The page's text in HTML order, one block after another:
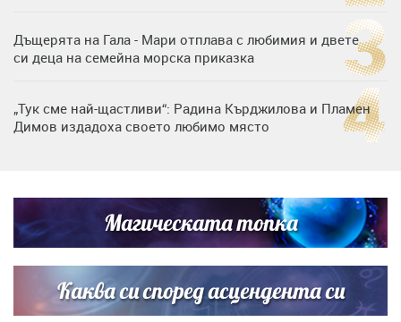
Дъщерята на Гала - Мари отплава с любимия и двете
си деца на семейна морска приказка
„Тук сме най-щастливи“: Радина Кърджилова и Пламен
Димов издадоха своето любимо място
Братя Аргирови я изненадаха с песен
Магическата топка
Каква си според асцендента си